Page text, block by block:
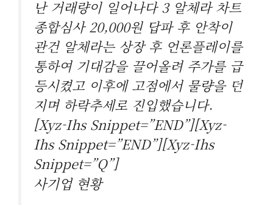
난 거래량이 일어나다 3 알체라 차트
종합심사 20,000원 답파 후 안착이
관건 알체라는 상장 후 언론플레이를
통하여 기대감을 끌어올려 주가를 급
등시켰고 이후에 고점에서 물량을 던
지며 하락추세로 진입했습니다.
[xyz-Ihs Snippet=”END”][xyz-
Ihs Snippet=”END”][xyz-Ihs
Snippet=”Q”]
사기업 현황